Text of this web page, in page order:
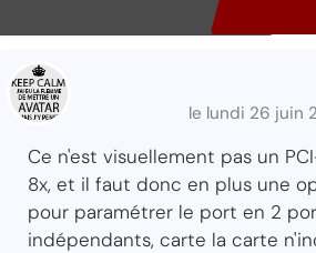
le lundi 26 juin
Ce n'est visuellement pas un
8x, et il faut donc en plus une
pour paramétrer le port en 2
indépendants, carte la carte